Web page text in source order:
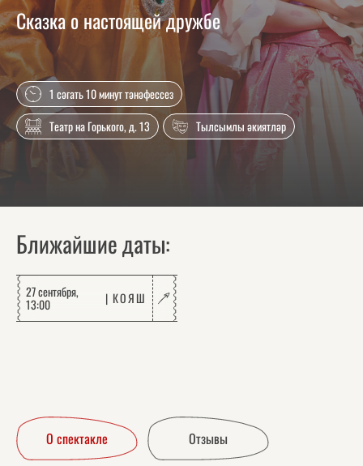
Сказка о настоящей дружбе
1 сәгать 10 минут тәнәфессез
Театр на Горького, д. 13
Тылсымлы әкиятләр
Ближайшие даты:
27 сентября,
13:00 КОЯШ
О спектакле Отзывы